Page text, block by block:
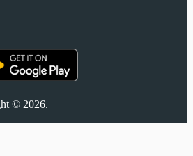
© 2026.